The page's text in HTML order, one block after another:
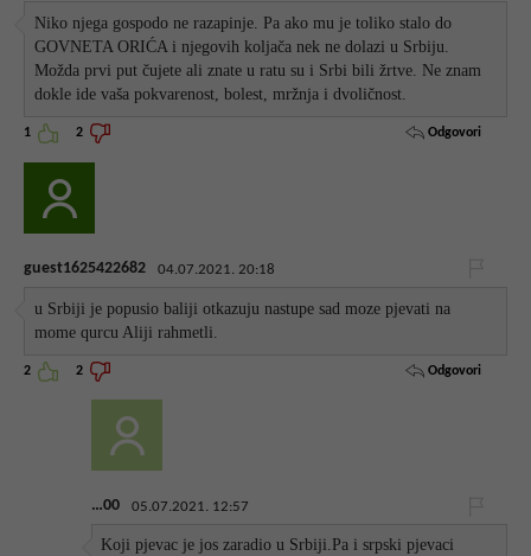
Niko njega gospodo ne razapinje. Pa ako mu je toliko stalo do
GOVNETA ORIĆA i njegovih koljača nek ne dolazi u Srbiju.
Možda prvi put čujete ali znate u ratu su i Srbi bili žrtve. Ne znam
dokle ide vaša pokvarenost, bolest, mržnja i dvoličnost.
1 2 Odgovori
guest1625422682 04.07.2021. 20:18
u Srbiji je popusio baliji otkazuju nastupe sad moze pjevati na
mome qurcu Aliji rahmetli.
2 2 Odgovori
…00 05.07.2021. 12:57
Koji pjevac je jos zaradio u Srbiji.Pa i srpski pjevaci